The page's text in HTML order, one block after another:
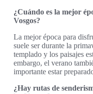
¿Cuándo es la mejor
Vosgos?
La mejor época para
suele ser durante la
templado y los paisajes
embargo, el verano
importante estar
¿Hay rutas de